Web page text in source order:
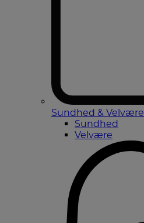
Sundhed & Velvære
Sundhed
Velvære